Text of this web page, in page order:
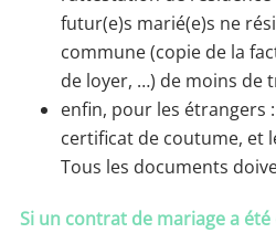
futur(e)s marié(e)s ne
commune (copie de la
de loyer, …) de moins de
enfin, pour les étrangers
certificat de coutume, et
Tous les documents
Si un contrat de mariage a été